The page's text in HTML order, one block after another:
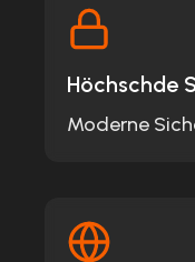
Höchschde
Moderne